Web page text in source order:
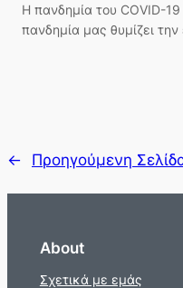
Η πανδημία του COVID-19
πανδημία μας θυμίζει
← Προηγούμενη
About
Σχετικά με εμάς